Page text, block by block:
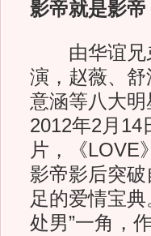
影帝就是影帝
由华谊兄弟
演，赵薇、
意涵等八大
2012年2月14
片，《LOVE
影帝影后突
足的爱情宝
处男”一角，